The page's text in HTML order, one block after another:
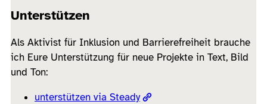
Unterstützen
Als Aktivist für Inklusion und Barrierefreiheit brauche
ich Eure Unterstützung für neue Projekte in Text, Bild
und Ton:
unterstützen via Steady